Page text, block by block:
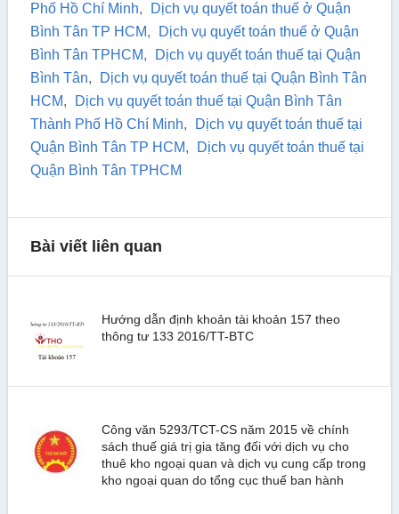
Phố Hồ Chí Minh,
Dịch vụ quyết toán thuế ở Quận
Bình Tân TP HCM,
Dịch vụ quyết toán thuế ở Quận
Bình Tân TPHCM,
Dịch vụ quyết toán thuế tại Quận
Bình Tân,
Dịch vụ quyết toán thuế tại Quận Bình Tân
HCM,
Dịch vụ quyết toán thuế tại Quận Bình Tân
Thành Phố Hồ Chí Minh,
Dịch vụ quyết toán thuế tại
Quận Bình Tân TP HCM,
Dịch vụ quyết toán thuế tại
Quận Bình Tân TPHCM
Bài viết liên quan
Hướng dẫn định khoản tài khoản 157 theo
thông tư 133 2016/TT-BTC
Công văn 5293/TCT-CS năm 2015 về chính
sách thuế giá trị gia tăng đối với dịch vụ cho
thuê kho ngoại quan và dịch vụ cung cấp trong
kho ngoại quan do tổng cục thuế ban hành